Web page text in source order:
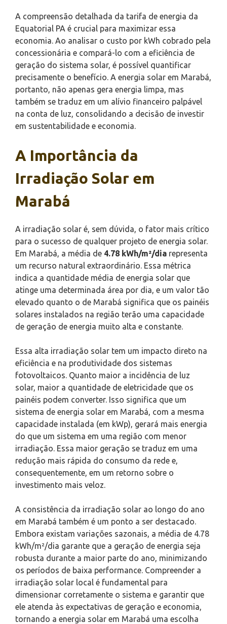
A compreensão detalhada da tarifa de energia da
Equatorial PA é crucial para maximizar essa
economia. Ao analisar o custo por kWh cobrado pela
concessionária e compará-lo com a eficiência de
geração do sistema solar, é possível quantificar
precisamente o benefício. A energia solar em Marabá,
portanto, não apenas gera energia limpa, mas
também se traduz em um alívio financeiro palpável
na conta de luz, consolidando a decisão de investir
em sustentabilidade e economia.
A Importância da
Irradiação Solar em
Marabá
A irradiação solar é, sem dúvida, o fator mais crítico
para o sucesso de qualquer projeto de energia solar.
Em Marabá, a média de 4.78 kWh/m²/dia representa
um recurso natural extraordinário. Essa métrica
indica a quantidade média de energia solar que
atinge uma determinada área por dia, e um valor tão
elevado quanto o de Marabá significa que os painéis
solares instalados na região terão uma capacidade
de geração de energia muito alta e constante.
Essa alta irradiação solar tem um impacto direto na
eficiência e na produtividade dos sistemas
fotovoltaicos. Quanto maior a incidência de luz
solar, maior a quantidade de eletricidade que os
painéis podem converter. Isso significa que um
sistema de energia solar em Marabá, com a mesma
capacidade instalada (em kWp), gerará mais energia
do que um sistema em uma região com menor
irradiação. Essa maior geração se traduz em uma
redução mais rápida do consumo da rede e,
consequentemente, em um retorno sobre o
investimento mais veloz.
A consistência da irradiação solar ao longo do ano
em Marabá também é um ponto a ser destacado.
Embora existam variações sazonais, a média de 4.78
kWh/m²/dia garante que a geração de energia seja
robusta durante a maior parte do ano, minimizando
os períodos de baixa performance. Compreender a
irradiação solar local é fundamental para
dimensionar corretamente o sistema e garantir que
ele atenda às expectativas de geração e economia,
tornando a energia solar em Marabá uma escolha